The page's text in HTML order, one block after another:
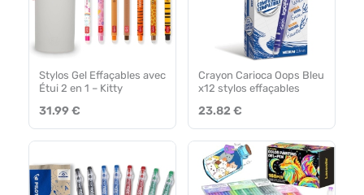
Stylos Gel Effaçables avec
Étui 2 en 1 – Kitty
31.99 €
Crayon Carioca Oops Bleu
x12 stylos effaçables
23.82 €